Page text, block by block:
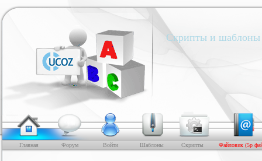
Скрипты и шаблоны
Главная Форум Войти Шаблоны Скрипты Файловик (5р